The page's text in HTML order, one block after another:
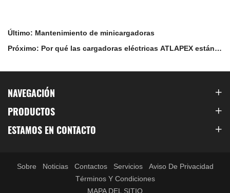
Último: Mantenimiento de minicargadoras
Próximo: Por qué las cargadoras eléctricas ATLAPEX están
NAVEGACIÓN
PRODUCTOS
ESTAMOS EN CONTACTO
Sobre Noticias Contactos Servicios
Aviso De Privacidad
Términos Y Condiciones
MAPA DEL SITIO